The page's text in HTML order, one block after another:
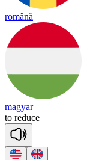
română
magyar
to reduce